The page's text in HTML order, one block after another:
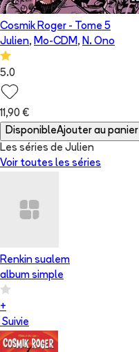
Cosmik Roger - Tome 5
Julien, Mo-CDM, N. Ono
5.0
11,90 €
DisponibleAjouter au panier
Les séries de Julien
Voir toutes les séries
Renkin sualem
album simple
+
Suivie